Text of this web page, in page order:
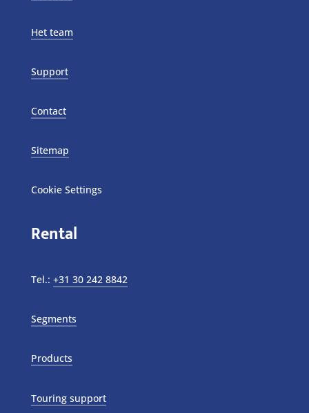
Het team
Support
Contact
Sitemap
Cookie Settings
Rental
Tel.: +31 30 242 8842
Segments
Products
Touring support